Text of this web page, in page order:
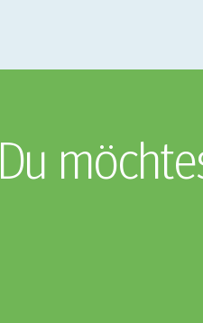
Du